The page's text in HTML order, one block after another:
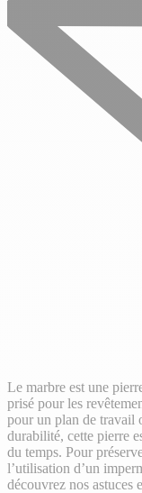
Le marbre est une
prisé pour les
pour un plan de travail
durabilité, cette pierre
du temps. Pour
l’utilisation d’un
découvrez nos astuces